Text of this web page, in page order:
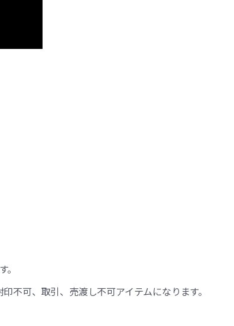
不可、取引、売渡し不可アイテムになります。